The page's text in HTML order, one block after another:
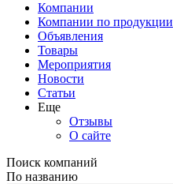
Компании
Компании по продукции
Объявления
Товары
Мероприятия
Новости
Статьи
Еще
Отзывы
О сайте
Поиск компаний
По названию